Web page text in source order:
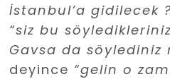
İstanbul’a gidilecek
“siz bu
Gavsa da söylediniz
deyince “gelin o